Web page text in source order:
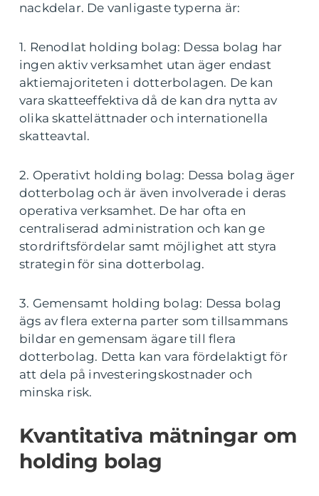
nackdelar. De vanligaste typerna är:
1. Renodlat holding bolag: Dessa bolag har
ingen aktiv verksamhet utan äger endast
aktiemajoriteten i dotterbolagen. De kan
vara skatteeffektiva då de kan dra nytta av
olika skattelättnader och internationella
skatteavtal.
2. Operativt holding bolag: Dessa bolag äger
dotterbolag och är även involverade i deras
operativa verksamhet. De har ofta en
centraliserad administration och kan ge
stordriftsfördelar samt möjlighet att styra
strategin för sina dotterbolag.
3. Gemensamt holding bolag: Dessa bolag
ägs av flera externa parter som tillsammans
bildar en gemensam ägare till flera
dotterbolag. Detta kan vara fördelaktigt för
att dela på investeringskostnader och
minska risk.
Kvantitativa mätningar om
holding bolag